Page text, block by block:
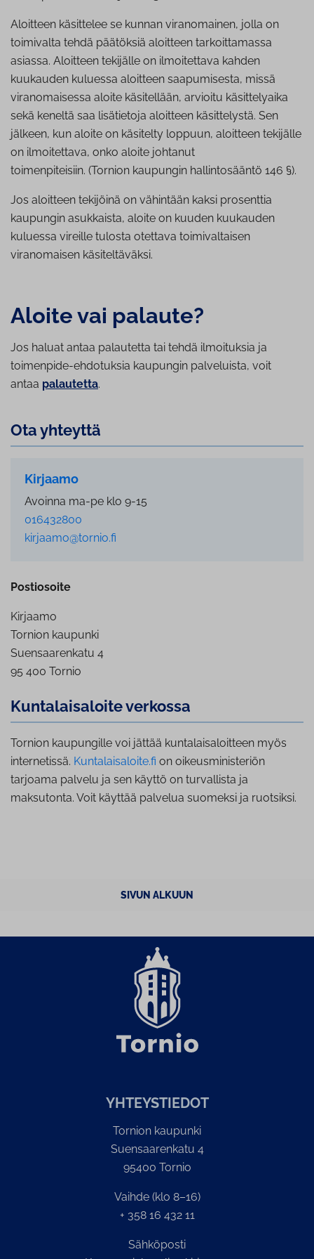
Aloitteen käsittelee se kunnan viranomainen, jolla on
toimivalta tehdä päätöksiä aloitteen tarkoittamassa
asiassa. Aloitteen tekijälle on ilmoitettava kahden
kuukauden kuluessa aloitteen saapumisesta, missä
viranomaisessa aloite käsitellään, arvioitu käsittelyaika
sekä keneltä saa lisätietoja aloitteen käsittelystä. Sen
jälkeen, kun aloite on käsitelty loppuun, aloitteen tekijälle
on ilmoitettava, onko aloite johtanut
toimenpiteisiin. (Tornion kaupungin hallintosääntö 146 §).
Jos aloitteen tekijöinä on vähintään kaksi prosenttia
kaupungin asukkaista, aloite on kuuden kuukauden
kuluessa vireille tulosta otettava toimivaltaisen
viranomaisen käsiteltäväksi.
Aloite vai palaute?
Jos haluat antaa palautetta tai tehdä ilmoituksia ja
toimenpide-ehdotuksia kaupungin palveluista, voit
antaa palautetta.
Ota yhteyttä
Kirjaamo
Avoinna ma-pe klo 9-15
016432800
kirjaamo@tornio.fi
Postiosoite
Kirjaamo
Tornion kaupunki
Suensaarenkatu 4
95 400 Tornio
Kun­ta­lais­aloi­te verkossa
Tornion kaupungille voi jättää kuntalaisaloitteen myös
internetissä. Kuntalaisaloite.fi on oikeusministeriön
tarjoama palvelu ja sen käyttö on turvallista ja
maksutonta. Voit käyttää palvelua suomeksi ja ruotsiksi.
SIVUN ALKUUN
YH­TEYS­TIE­DOT
Tornion kaupunki
Suensaarenkatu 4
95400 Tornio
Vaihde (klo 8–16)
+ 358 16 432 11
Sähköposti